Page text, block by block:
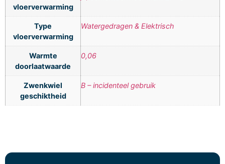
vloerverwarming
Type
vloerverwarming
Watergedragen & Elektrisch
Warmte
doorlaatwaarde
0,06
Zwenkwiel
geschiktheid
B – incidenteel gebruik